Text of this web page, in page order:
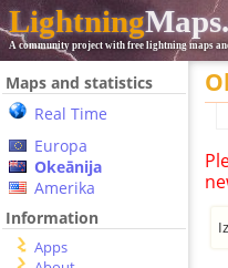
Lightning
A community project with free lightning maps
Maps and statistics
Real Time
Europa
Okeānija
Amerika
Information
Apps